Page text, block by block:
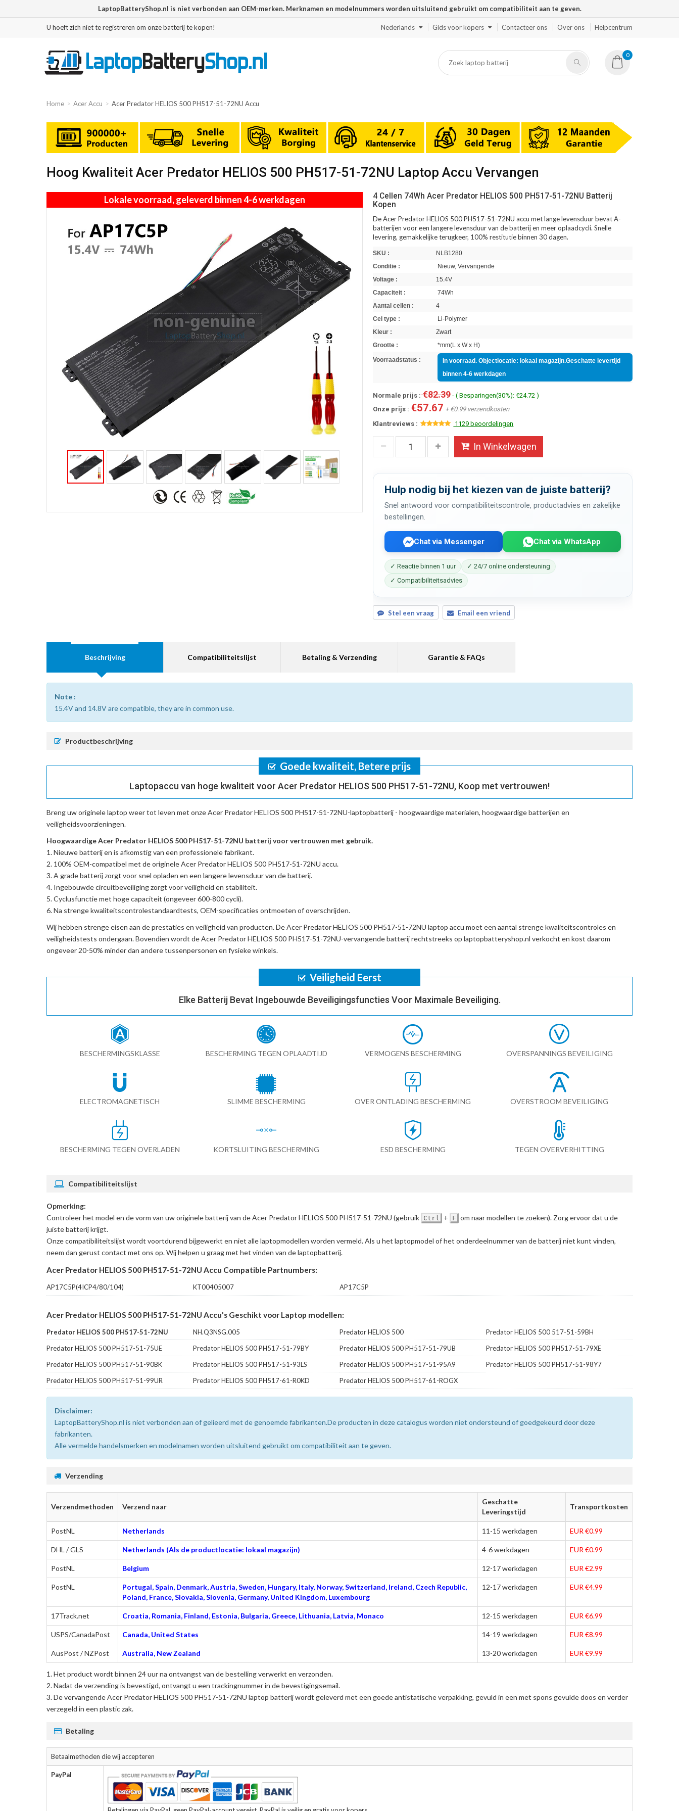
LaptopBatteryShop.nl is niet verbonden aan OEM-merken. Merknamen en modelnummers worden uitsluitend gebruikt om compatibiliteit aan te geven.
U hoeft zich niet te registreren om onze batterij te kopen! Nederlands Gids voor kopers Contacteer ons Over ons Helpcentrum
0
Home Acer Accu Acer Predator HELIOS 500 PH517-51-72NU Accu
Hoog Kwaliteit Acer Predator HELIOS 500 PH517-51-72NU Laptop Accu Vervangen
Lokale voorraad, geleverd binnen 4-6 werkdagen
4 Cellen 74Wh Acer Predator HELIOS 500 PH517-51-72NU Batterij
Kopen
De Acer Predator HELIOS 500 PH517-51-72NU accu met lange levensduur bevat A-
batterijen voor een langere levensduur van de batterij en meer oplaadcycli. Snelle
levering, gemakkelijke terugkeer, 100% restitutie binnen 30 dagen.
SKU :
NLB1280
Conditie :
Nieuw, Vervangende
Voltage :
15.4V
Capaciteit :
74Wh
Aantal cellen :
4
Cel type :
Li-Polymer
Kleur :
Zwart
Grootte :
*mm(L x W x H)
Voorraadstatus :
In voorraad. Objectlocatie: lokaal magazijn.Geschatte levertijd
binnen 4-6 werkdagen
Normale prijs :€82.39- ( Besparingen(30%): €24.72 )
Onze prijs : €57.67 + €0.99 verzendkosten
Klantreviews :
1129 beoordelingen
In Winkelwagen
Hulp nodig bij het kiezen van de juiste batterij?
Snel antwoord voor compatibiliteitscontrole, productadvies en zakelijke
bestellingen.
Chat via Messenger Chat via WhatsApp
✓ Reactie binnen 1 uur
✓ 24/7 online ondersteuning
✓ Compatibiliteitsadvies
Stel een vraag Email een vriend
Beschrijving Compatibiliteitslijst Betaling & Verzending Garantie & FAQs
Note :
15.4V and 14.8V are compatible, they are in common use.
Productbeschrijving
Goede kwaliteit, Betere prijs
Laptopaccu van hoge kwaliteit voor Acer Predator HELIOS 500 PH517-51-72NU, Koop met vertrouwen!
Breng uw originele laptop weer tot leven met onzeAcer Predator HELIOS 500 PH517-51-72NU-laptopbatterij - hoogwaardige materialen, hoogwaardige batterijen en
veiligheidsvoorzieningen.
Hoogwaardige Acer Predator HELIOS 500 PH517-51-72NU batterij voor vertrouwen met gebruik.
Nieuwe batterij en is afkomstig van een professionele fabrikant.
100% OEM-compatibel met deoriginele Acer Predator HELIOS 500 PH517-51-72NU accu.
A grade batterij zorgt voor snel opladen en een langere levensduur van de batterij.
Ingebouwde circuitbeveiliging zorgt voor veiligheid en stabiliteit.
Cyclusfunctie met hoge capaciteit (ongeveer 600-800 cycli).
Na strenge kwaliteitscontrolestandaardtests, OEM-specificaties ontmoeten of overschrijden.
Wij hebben strenge eisen aan de prestaties en veiligheid van producten. DeAcer Predator HELIOS 500 PH517-51-72NU laptop accu moet een aantal strenge kwaliteitscontroles en
veiligheidstests ondergaan. Bovendien wordt deAcer Predator HELIOS 500 PH517-51-72NU-vervangende batterijrechtstreeks op laptopbatteryshop.nl verkocht en kost daarom
ongeveer 20-50% minder dan andere tussenpersonen en fysieke winkels.
Veiligheid Eerst
Elke Batterij Bevat Ingebouwde Beveiligingsfuncties Voor Maximale Beveiliging.
BESCHERMINGSKLASSE BESCHERMING TEGEN OPLAADTIJD VERMOGENS BESCHERMING OVERSPANNINGS BEVEILIGING
ELECTROMAGNETISCH SLIMME BESCHERMING OVER ONTLADING BESCHERMING OVERSTROOM BEVEILIGING
BESCHERMING TEGEN OVERLADEN KORTSLUITING BESCHERMING ESD BESCHERMING TEGEN OVERVERHITTING
Compatibiliteitslijst
Opmerking:
Controleer het model en de vorm van uw originele batterij van de Acer Predator HELIOS 500 PH517-51-72NU (gebruik Ctrl + F om naar modellen te zoeken). Zorg ervoor dat u de
juiste batterij krijgt.
Onze compatibiliteitslijst wordt voortdurend bijgewerkt en niet alle laptopmodellen worden vermeld. Als u het laptopmodel of het onderdeelnummer van de batterij niet kunt vinden,
neem dan gerust contact met ons op. Wij helpen u graag met het vinden van de laptopbatterij.
Acer Predator HELIOS 500 PH517-51-72NU Accu Compatible Partnumbers:
AP17C5P(4ICP4/80/104) KT00405007 AP17C5P
Acer Predator HELIOS 500 PH517-51-72NU Accu's Geschikt voor Laptop modellen:
Predator HELIOS 500 PH517-51-72NU NH.Q3NSG.005 Predator HELIOS 500
Predator HELIOS 500 517-51-59BH
Predator HELIOS 500 PH517-51-75UE
Predator HELIOS 500 PH517-51-79BY Predator HELIOS 500 PH517-51-79UB
Predator HELIOS 500 PH517-51-79XE
Predator HELIOS 500 PH517-51-90BK
Predator HELIOS 500 PH517-51-93LS Predator HELIOS 500 PH517-51-95A9
Predator HELIOS 500 PH517-51-98Y7
Predator HELIOS 500 PH517-51-99UR
Predator HELIOS 500 PH517-61-R0KD Predator HELIOS 500 PH517-61-ROGX
Disclaimer:
LaptopBatteryShop.nl is niet verbonden aan of gelieerd met de genoemde fabrikanten.De producten in deze catalogus worden niet ondersteund of goedgekeurd door deze
fabrikanten.
Alle vermelde handelsmerken en modelnamen worden uitsluitend gebruikt om compatibiliteit aan te geven.
Verzending
Verzendmethoden Verzend naar
Geschatte
Leveringstijd
Transportkosten
PostNL Netherlands 11-15 werkdagen EUR €0.99
DHL / GLS Netherlands (Als de productlocatie: lokaal magazijn) 4-6 werkdagen EUR €0.99
PostNL Belgium 12-17 werkdagen EUR €2.99
PostNL
Portugal, Spain, Denmark, Austria, Sweden, Hungary, Italy, Norway, Switzerland, Ireland, Czech Republic,
Poland, France, Slovakia, Slovenia, Germany, United Kingdom, Luxembourg
12-17 werkdagen EUR €4.99
17Track.net Croatia, Romania, Finland, Estonia, Bulgaria, Greece, Lithuania, Latvia, Monaco 12-15 werkdagen EUR €6.99
USPS/CanadaPost Canada, United States 14-19 werkdagen EUR €8.99
AusPost / NZPost Australia, New Zealand 13-20 werkdagen EUR €9.99
Het product wordt binnen 24 uur na ontvangst van de bestelling verwerkt en verzonden.
Nadat de verzending is bevestigd, ontvangt u een trackingnummer in de bevestigingsemail.
Devervangende Acer Predator HELIOS 500 PH517-51-72NU laptop batterijwordt geleverd met een goede antistatische verpakking, gevuld in een met spons gevulde doos en verder
verzegeld in een plastic zak.
Betaling
Betaalmethoden die wij accepteren
PayPal